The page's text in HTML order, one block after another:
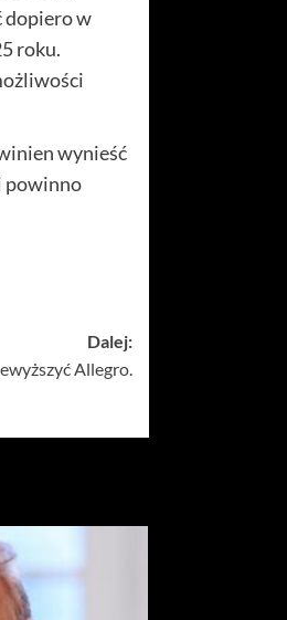
dopiero w
roku.
wynieść
powinno
Dalej:
Allegro.